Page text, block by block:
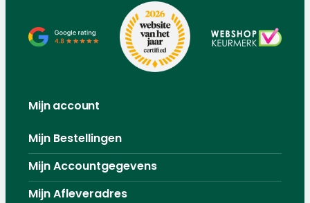
Mijn account
Mijn Bestellingen
Mijn Accountgegevens
Mijn Afleveradres